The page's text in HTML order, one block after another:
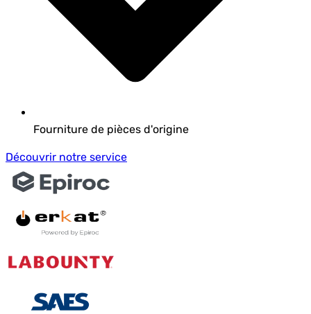
Fourniture de pièces d'origine
Découvrir notre service